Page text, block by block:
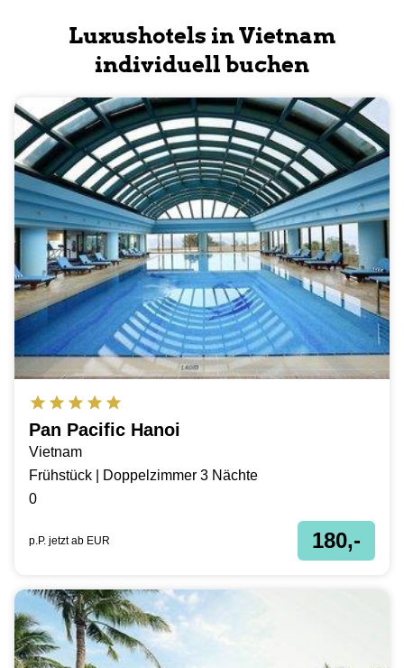
Luxushotels in Vietnam
individuell buchen
Pan Pacific Hanoi
Vietnam
Frühstück | Doppelzimmer 3 Nächte
0
p.P. jetzt ab EUR 180,-